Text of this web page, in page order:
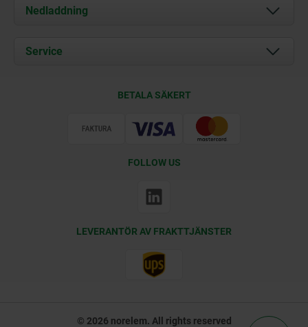
Om oss
Kontakt
Nedladdning
Service
BETALA SÄKERT
FOLLOW US
LEVERANTÖR AV FRAKTTJÄNSTER
© 2026 norelem. All rights reserved